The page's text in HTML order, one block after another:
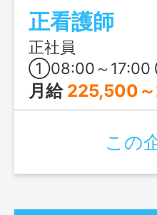
一人ひとりの満
穏やかな職場の
正看護師
正社員
①08:00～17:00 ②07:00～16:00〈早出〉
月給 225,500
この